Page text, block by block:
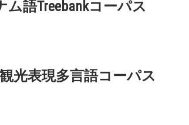
ム語Treebankコーパス
観光表現多言語コーパス